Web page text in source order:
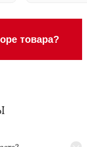
товара?